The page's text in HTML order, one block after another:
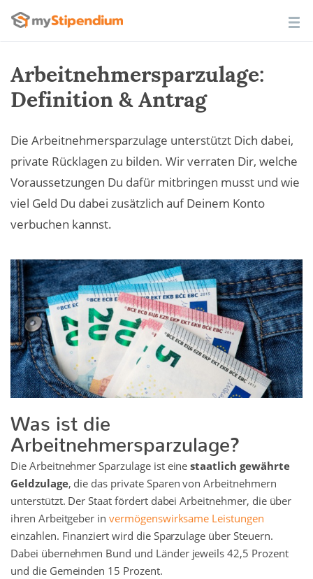
Arbeitnehmersparzulage:
Definition & Antrag
Die Arbeitnehmersparzulage unterstützt Dich dabei,
private Rücklagen zu bilden. Wir verraten Dir, welche
Voraussetzungen Du dafür mitbringen musst und wie
viel Geld Du dabei zusätzlich auf Deinem Konto
verbuchen kannst.
Was ist die
Arbeitnehmersparzulage?
Die Arbeitnehmer Sparzulage ist einestaatlich gewährte
Geldzulage, die das private Sparen von Arbeitnehmern
unterstützt. Der Staat fördert dabei Arbeitnehmer, die über
ihren Arbeitgeber invermögenswirksame Leistungen
einzahlen. Finanziert wird die Sparzulage über Steuern.
Dabei übernehmen Bund und Länder jeweils 42,5 Prozent
und die Gemeinden 15 Prozent.